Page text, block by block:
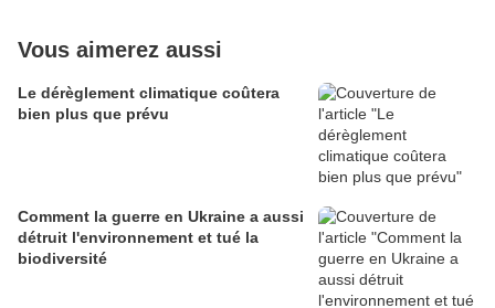
Vous aimerez aussi
Le dérèglement climatique coûtera
bien plus que prévu
Comment la guerre en Ukraine a aussi
détruit l'environnement et tué la
biodiversité